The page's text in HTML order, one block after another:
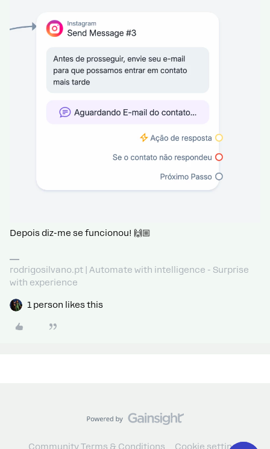
Depois diz-me se funcionou! 🙌🏼
rodrigosilvano.pt | Automate with intelligence - Surprise
with experience
1 person likes this
Community Terms & Conditions Cookie settings